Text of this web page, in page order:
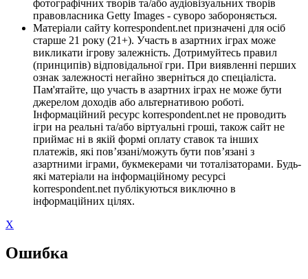
фотографічних творів та/або аудіовізуальних творів
правовласника Getty Images - суворо забороняється.
Матеріали сайту korrespondent.net призначені для осіб
старше 21 року (21+). Участь в азартних іграх може
викликати ігрову залежність. Дотримуйтесь правил
(принципів) відповідальної гри. При виявленні перших
ознак залежності негайно зверніться до спеціаліста.
Пам'ятайте, що участь в азартних іграх не може бути
джерелом доходів або альтернативою роботі.
Інформаційний ресурс korrespondent.net не проводить
ігри на реальні та/або віртуальні гроші, також сайт не
приймає ні в якій формі оплату ставок та інших
платежів, які пов’язані/можуть бути пов’язані з
азартними іграми, букмекерами чи тоталізаторами. Будь-
які матеріали на інформаційному ресурсі
korrespondent.net публікуються виключно в
інформаційних цілях.
X
Ошибка